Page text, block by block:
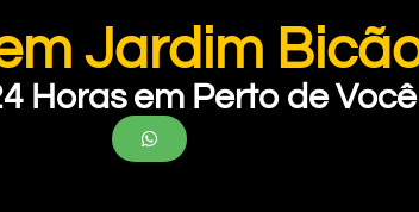
Jardim
Horas em Perto de